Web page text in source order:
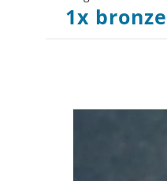
1x